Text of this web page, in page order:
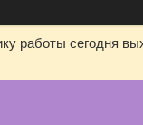
работы сегодня